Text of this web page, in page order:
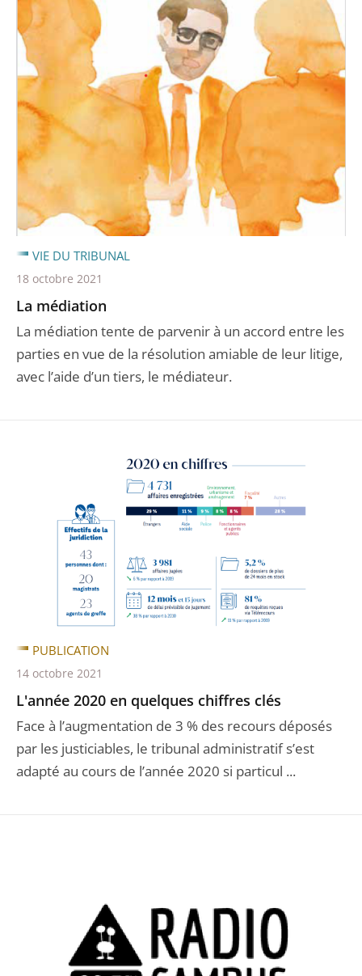
La médiation
La médiation tente de parvenir à un accord entre les
parties en vue de la résolution amiable de leur litige,
avec l’aide d’un tiers, le médiateur.
VIE DU TRIBUNAL
18 octobre 2021
L'année 2020 en quelques chiffres clés
Face à l’augmentation de 3 % des recours déposés
par les justiciables, le tribunal administratif s’est
adapté au cours de l’année 2020 si particul ...
PUBLICATION
14 octobre 2021